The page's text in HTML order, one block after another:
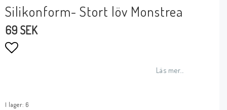
Silikonform- Stort löv Monstrea
69 SEK
Läs mer...
I lager: 6